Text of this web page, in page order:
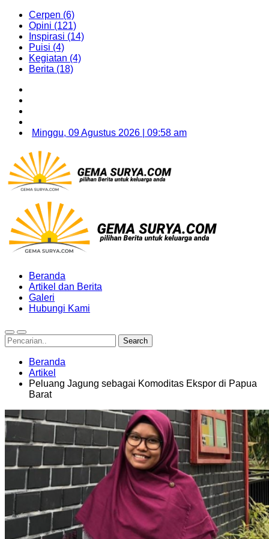
Cerpen (6)
Opini (121)
Inspirasi (14)
Puisi (4)
Kegiatan (4)
Berita (18)
Minggu, 09 Agustus 2026 | 09:58 am
Beranda
Artikel dan Berita
Galeri
Hubungi Kami
Beranda
Artikel
Peluang Jagung sebagai Komoditas Ekspor di Papua
Barat